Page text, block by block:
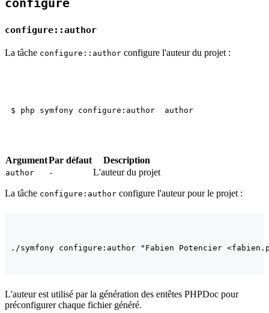
configure
configure::author
La tâche configure::author configure l'auteur du projet :
ArgumentPar défaut Description
author - L'auteur du projet
La tâche configure:author configure l'auteur pour le projet :
L'auteur est utilisé par la génération des entêtes PHPDoc pour
préconfigurer chaque fichier généré.